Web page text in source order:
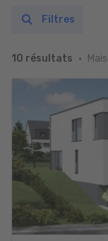
10 résultats
Filtres